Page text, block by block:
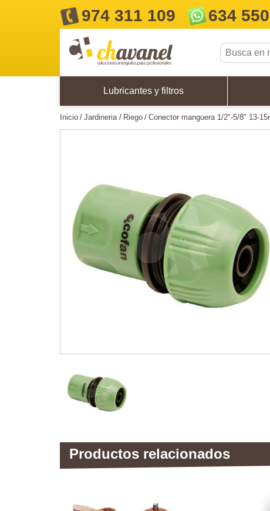
974 311 109 634
Lubricantes y filtros
inicio jardineria riego conector manguera 1/2"-5/8" 13-
Productos relacionados